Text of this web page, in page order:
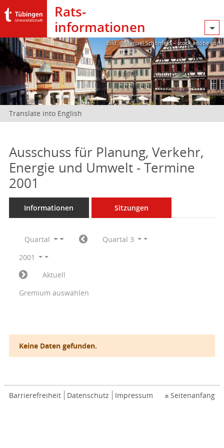
Rats­
informationen
Bild: @Manuel Schönfeld – stock.adobe.com
Translate into English
Ausschuss für Planung, Verkehr,
Energie und Umwelt - Termine
2001
Informationen Sitzungen
Quartal
Quartal 3
2001
Aktuell
Gremium auswählen
Keine Daten gefunden.
Barrierefreiheit Datenschutz Impressum Seitenanfang